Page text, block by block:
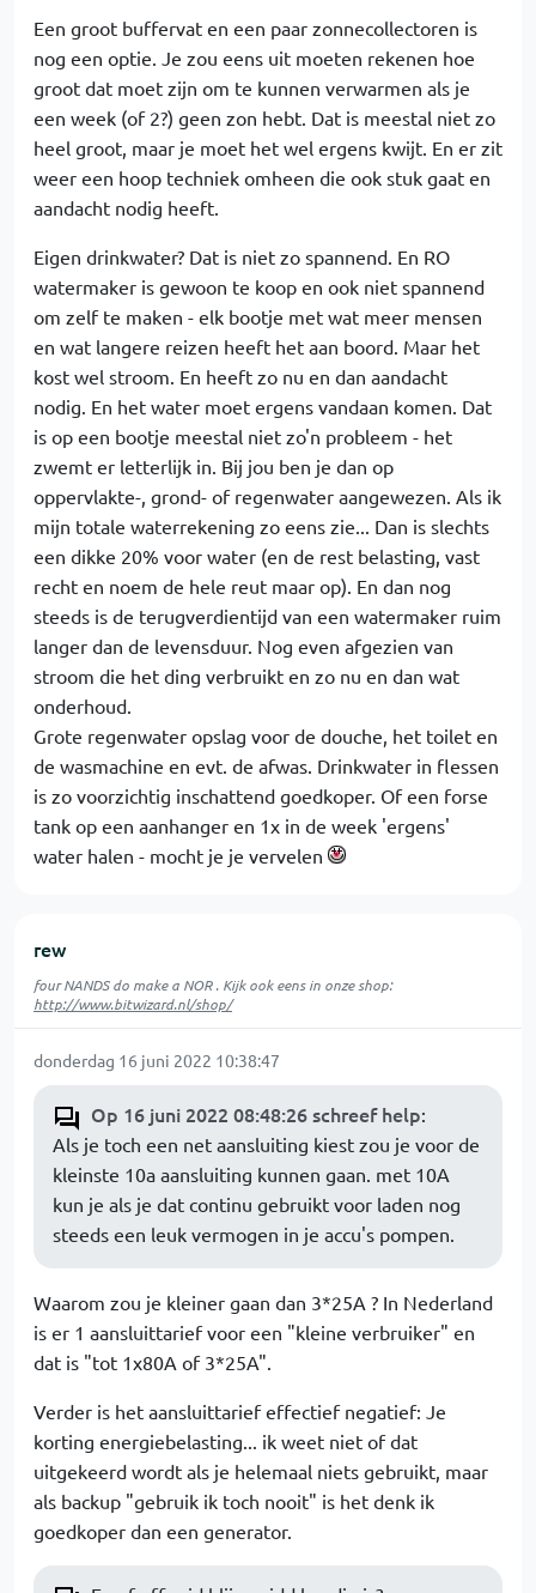
Een groot buffervat en een paar zonnecollectoren is
nog een optie. Je zou eens uit moeten rekenen hoe
groot dat moet zijn om te kunnen verwarmen als je
een week (of 2?) geen zon hebt. Dat is meestal niet zo
heel groot, maar je moet het wel ergens kwijt. En er zit
weer een hoop techniek omheen die ook stuk gaat en
aandacht nodig heeft.
Eigen drinkwater? Dat is niet zo spannend. En RO
watermaker is gewoon te koop en ook niet spannend
om zelf te maken - elk bootje met wat meer mensen
en wat langere reizen heeft het aan boord. Maar het
kost wel stroom. En heeft zo nu en dan aandacht
nodig. En het water moet ergens vandaan komen. Dat
is op een bootje meestal niet zo'n probleem - het
zwemt er letterlijk in. Bij jou ben je dan op
oppervlakte-, grond- of regenwater aangewezen. Als ik
mijn totale waterrekening zo eens zie... Dan is slechts
een dikke 20% voor water (en de rest belasting, vast
recht en noem de hele reut maar op). En dan nog
steeds is de terugverdientijd van een watermaker ruim
langer dan de levensduur. Nog even afgezien van
stroom die het ding verbruikt en zo nu en dan wat
onderhoud.
Grote regenwater opslag voor de douche, het toilet en
de wasmachine en evt. de afwas. Drinkwater in flessen
is zo voorzichtig inschattend goedkoper. Of een forse
tank op een aanhanger en 1x in de week 'ergens'
water halen - mocht je je vervelen
rew
four NANDS do make a NOR . Kijk ook eens in onze shop:
http://www.bitwizard.nl/shop/
donderdag 16 juni 2022 10:38:47
Op 16 juni 2022 08:48:26 schreef help:
Als je toch een net aansluiting kiest zou je voor de
kleinste 10a aansluiting kunnen gaan. met 10A
kun je als je dat continu gebruikt voor laden nog
steeds een leuk vermogen in je accu's pompen.
Waarom zou je kleiner gaan dan 3*25A ? In Nederland
is er 1 aansluittarief voor een "kleine verbruiker" en
dat is "tot 1x80A of 3*25A".
Verder is het aansluittarief effectief negatief: Je
korting energiebelasting... ik weet niet of dat
uitgekeerd wordt als je helemaal niets gebruikt, maar
als backup "gebruik ik toch nooit" is het denk ik
goedkoper dan een generator.